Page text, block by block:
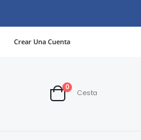
Crear Una Cuenta
Cart
0artículos
Cesta